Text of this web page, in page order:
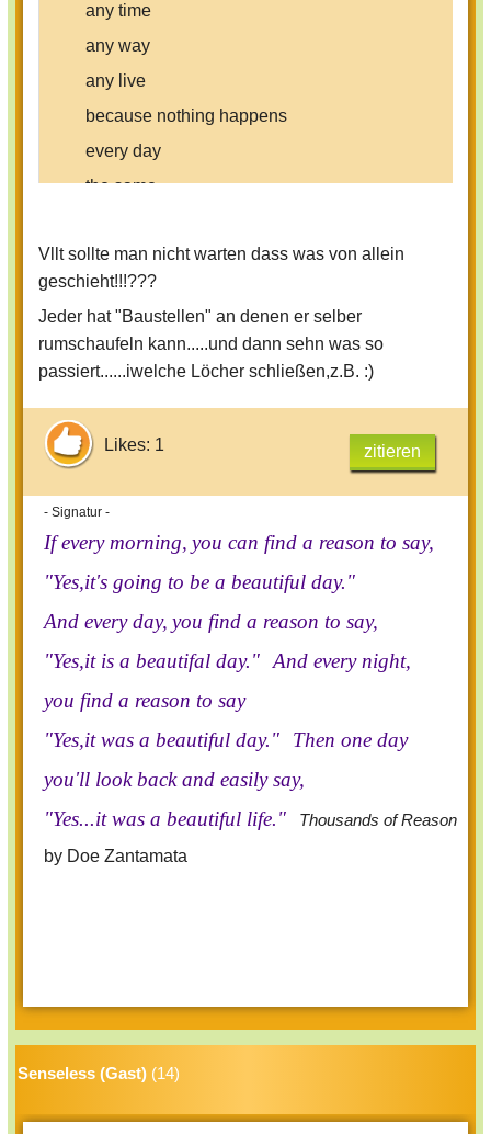
any time
any way
any live
because nothing happens
every day
the same
Vllt sollte man nicht warten dass was von allein
geschieht!!!???
Jeder hat "Baustellen" an denen er selber
rumschaufeln kann.....und dann sehn was so
passiert......iwelche Löcher schließen,z.B. :)
Likes: 1 zitieren
- Signatur -
If every morning, you can find a reason to say,
"Yes,it's going to be a beautiful day."
And every day, you find a reason to say,
"Yes,it is a beautifal day." And every night,
you find a reason to say
"Yes,it was a beautiful day."
Then one day
you'll look back and easily say,
"Yes...it was a beautiful life."
Thousands of Reason
by Doe Zantamata
Senseless (Gast) (14)